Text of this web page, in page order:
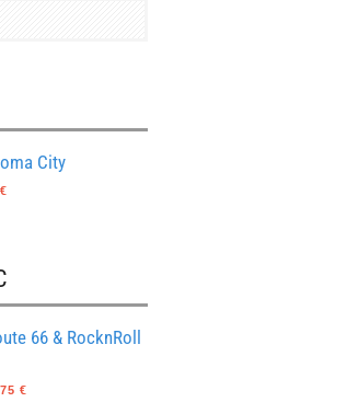
City
66 & RocknRoll
€